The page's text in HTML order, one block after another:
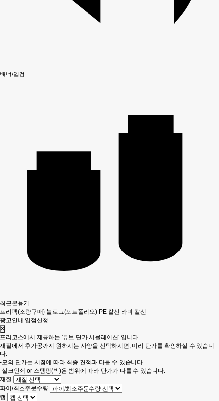
배너/입점
최근본용기
프리팩(소량구매) 블로그(포트폴리오) PE 칼선 라미 칼선
광고안내 입점신청
×
프리코스에서 제공하는 '튜브 단가 시뮬레이션' 입니다.
재질에서 후가공까지 원하시는 사양을 선택하시면, 미리 단가를 확인하실 수 있습니
다.
-모의 단가는 시점에 따라 최종 견적과 다를 수 있습니다.
-실크인쇄 or 스템핑(박)은 범위에 따라 단가가 다를 수 있습니다.
재질
파이/최소주문수량
캡